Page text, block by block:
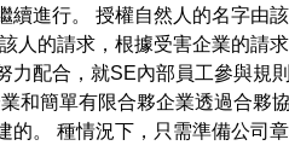
進行。 授權自然人的名字由
人的請求，根據受害企業的請
配合，就SE內部員工參與規則
和簡單有限合夥企業透過合夥
。 種情況下，只需準備公司